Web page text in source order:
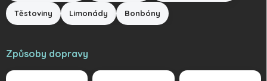
Těstoviny Limonády Bonbóny
Způsoby dopravy